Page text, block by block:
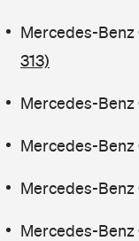
Mercedes-Benz
313)
Mercedes-Benz
Mercedes-Benz
Mercedes-Benz
Mercedes-Benz